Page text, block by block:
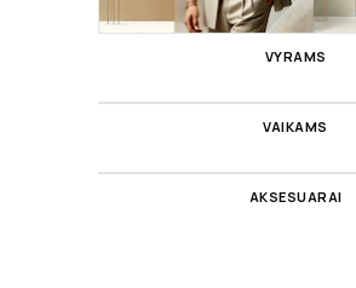
VYRAMS
VAIKAMS
AKSESUARAI